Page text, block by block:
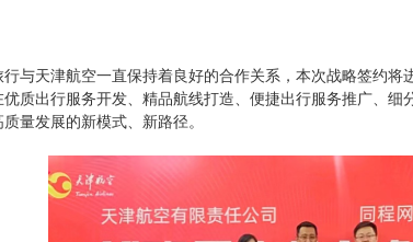
行与天津航空一直保持着良好的合作关系，本次战略签约
优质出行服务开发、精品航线打造、便捷出行服务推广、
量发展的新模式、新路径。